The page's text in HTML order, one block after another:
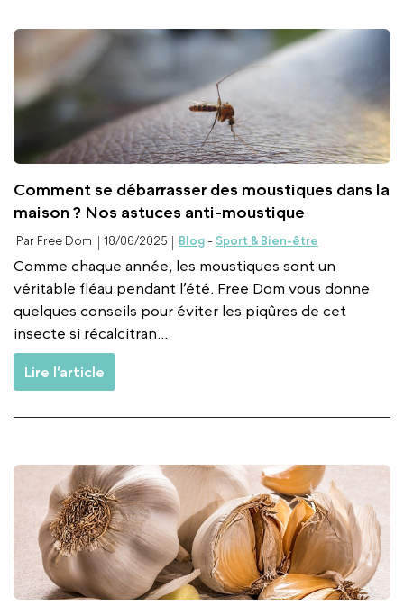
Comment se débarrasser des moustiques dans la
maison ? Nos astuces anti-moustique
Par Free Dom 18/06/2025 Blog- Sport & Bien-être
Comme chaque année, les moustiques sont un
véritable fléau pendant l’été. Free Dom vous donne
quelques conseils pour éviter les piqûres de cet
insecte si récalcitran...
Lire l’article